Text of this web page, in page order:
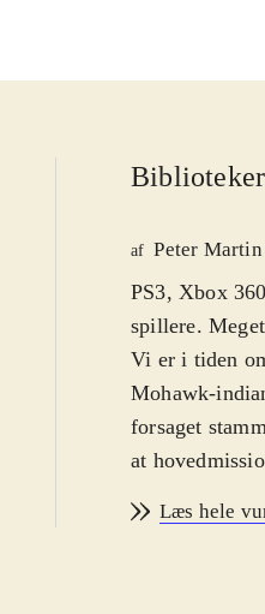
af Peter
PS3, Xbox
spillere.
Vi er i tiden
Mohawk-
forsaget
at
flotte og
Læs hele